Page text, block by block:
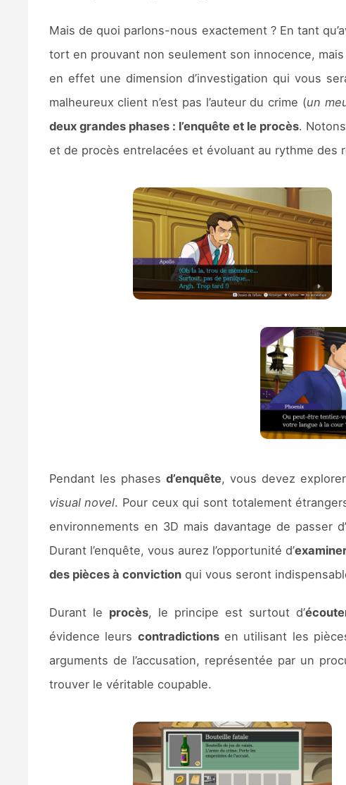
Mais de quoi parlons-nous exactement ? En tant
tort en prouvant non seulement son innocence,
en effet une dimension d’investigation qui vous
malheureux client n’est pas l’auteur du crime (un
deux grandes phases : l’enquête et le procès.
et de procès entrelacées et évoluant au rythme des
Pendant les phases d’enquête, vous devez
visual novel. Pour ceux qui sont totalement
environnements en 3D mais davantage de passer
Durant l’enquête, vous aurez l’opportunité d’
des pièces à convictionqui vous seront
Durant le procès, le principe est surtout d’
évidence leurs contradictionsen utilisant les
arguments de l’accusation, représentée par un
trouver le véritable coupable.